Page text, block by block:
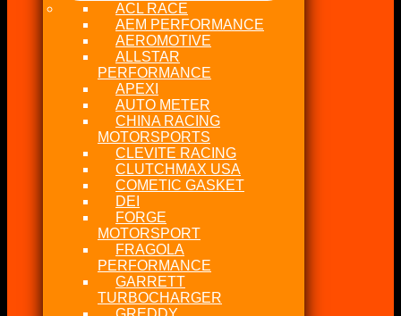
ACL RACE
AEM PERFORMANCE
AEROMOTIVE
ALLSTAR
PERFORMANCE
APEXI
AUTO METER
CHINA RACING
MOTORSPORTS
CLEVITE RACING
CLUTCHMAX USA
COMETIC GASKET
DEI
FORGE
MOTORSPORT
FRAGOLA
PERFORMANCE
GARRETT
TURBOCHARGER